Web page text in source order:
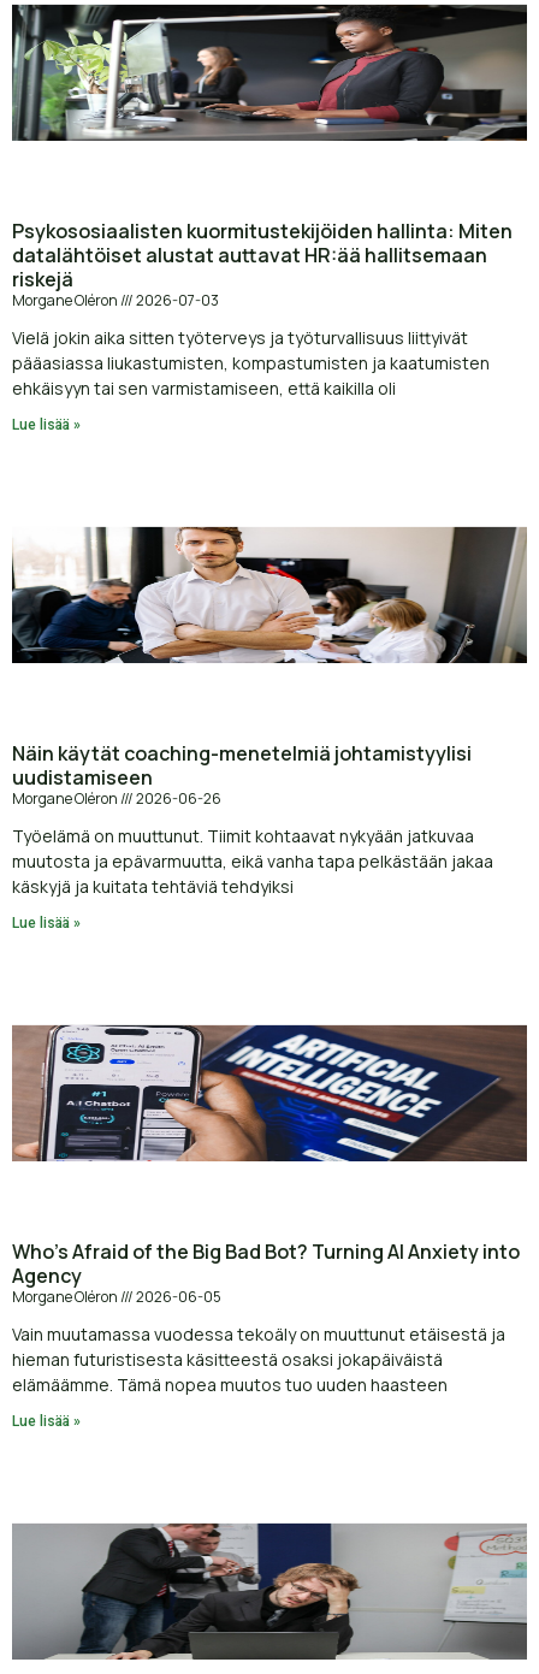
Psykososiaalisten kuormitustekijöiden hallinta: Miten
datalähtöiset alustat auttavat HR:ää hallitsemaan
riskejä
Morgane Oléron 2026-07-03
Vielä jokin aika sitten työterveys ja työturvallisuus liittyivät
pääasiassa liukastumisten, kompastumisten ja kaatumisten
ehkäisyyn tai sen varmistamiseen, että kaikilla oli
Lue lisää »
Näin käytät coaching-menetelmiä johtamistyylisi
uudistamiseen
Morgane Oléron 2026-06-26
Työelämä on muuttunut. Tiimit kohtaavat nykyään jatkuvaa
muutosta ja epävarmuutta, eikä vanha tapa pelkästään jakaa
käskyjä ja kuitata tehtäviä tehdyiksi
Lue lisää »
Who’s Afraid of the Big Bad Bot? Turning AI Anxiety into
Agency
Morgane Oléron 2026-06-05
Vain muutamassa vuodessa tekoäly on muuttunut etäisestä ja
hieman futuristisesta käsitteestä osaksi jokapäiväistä
elämäämme. Tämä nopea muutos tuo uuden haasteen
Lue lisää »